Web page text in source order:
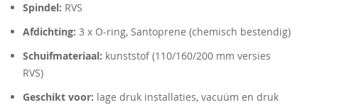
Spindel: RVS
Afdichting: 3 x O-ring, Santoprene (chemisch bestendig)
Schuifmateriaal: kunststof (110/160/200 mm versies
RVS)
Geschikt voor: lage druk installaties, vacuüm en druk